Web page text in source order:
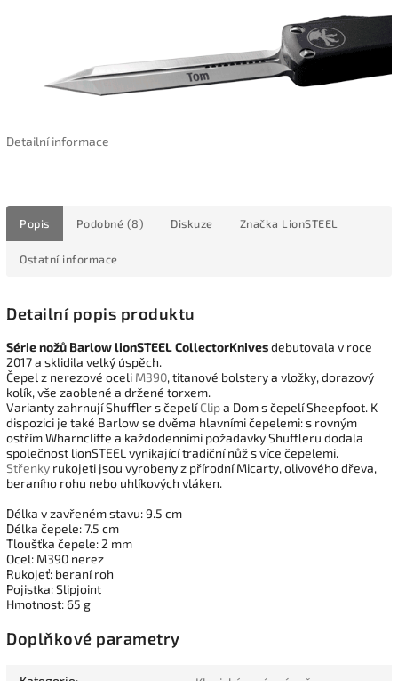
Detailní informace
Popis Podobné (8) Diskuze Značka LionSTEEL
Ostatní informace
Detailní popis produktu
Série nožů Barlow lionSTEEL CollectorKnivesdebutovala v roce
2017 a sklidila velký úspěch.
Čepel z nerezové oceli M390, titanové bolstery a vložky, dorazový
kolík, vše zaoblené a držené torxem.
Varianty zahrnují Shuffler s čepelíClipa Dom s čepelí Sheepfoot. K
dispozici je také Barlow se dvěma hlavními čepelemi: s rovným
ostřím Wharncliffe a každodenními požadavky Shuffleru dodala
společnost lionSTEEL vynikající tradiční nůž s více čepelemi.
Střenky rukojeti jsou vyrobeny z přírodní Micarty, olivového dřeva,
beraního rohu nebo uhlíkových vláken.
Délka v zavřeném stavu: 9.5 cm
Délka čepele: 7.5 cm
Tloušťka čepele: 2 mm
Ocel: M390 nerez
Rukojeť: beraní roh
Pojistka: Slipjoint
Hmotnost: 65 g
Doplňkové parametry